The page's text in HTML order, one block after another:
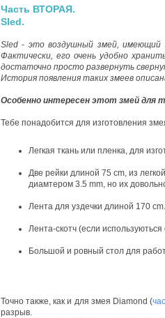
Часть ВТОРАЯ.
Sled.
Sled - это воздушный змей, имеющий
Фактически, его очень удобно
достаточно просто развернуть
История появления таких змеев
Особенно интересен этот змей для
Тебе понадобится для изготовления
Легкая ткань или пленка, для
Две рейки длиной 75 cm, из
диамтером 3.5 mm, но их
Лента для уздечки длиной 170 cm.
Лента-скотч (если
Большой и ровный стол для
Точно также, как и для змея Diamond (
разрыв.